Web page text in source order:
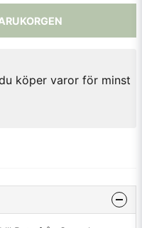
köper varor för minst